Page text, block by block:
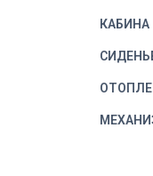
КАБИНА